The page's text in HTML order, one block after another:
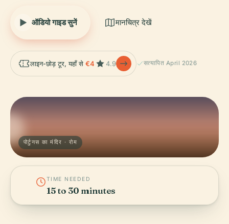
ऑडियो गाइड सुनें मानचित्र देखें
लाइन-छोड़ टूर, यहाँ से €4 4.9 सत्यापित April 2026
पोर्टुनस का मंदिर · रोम
TIME NEEDED
15 to 30 minutes